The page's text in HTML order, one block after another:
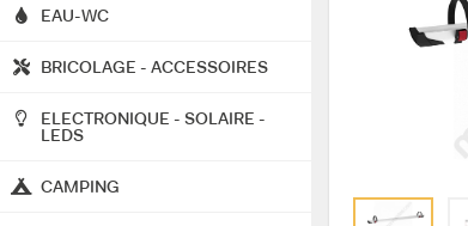
EAU-WC
BRICOLAGE - ACCESSOIRES
ELECTRONIQUE - SOLAIRE -
LEDS
CAMPING